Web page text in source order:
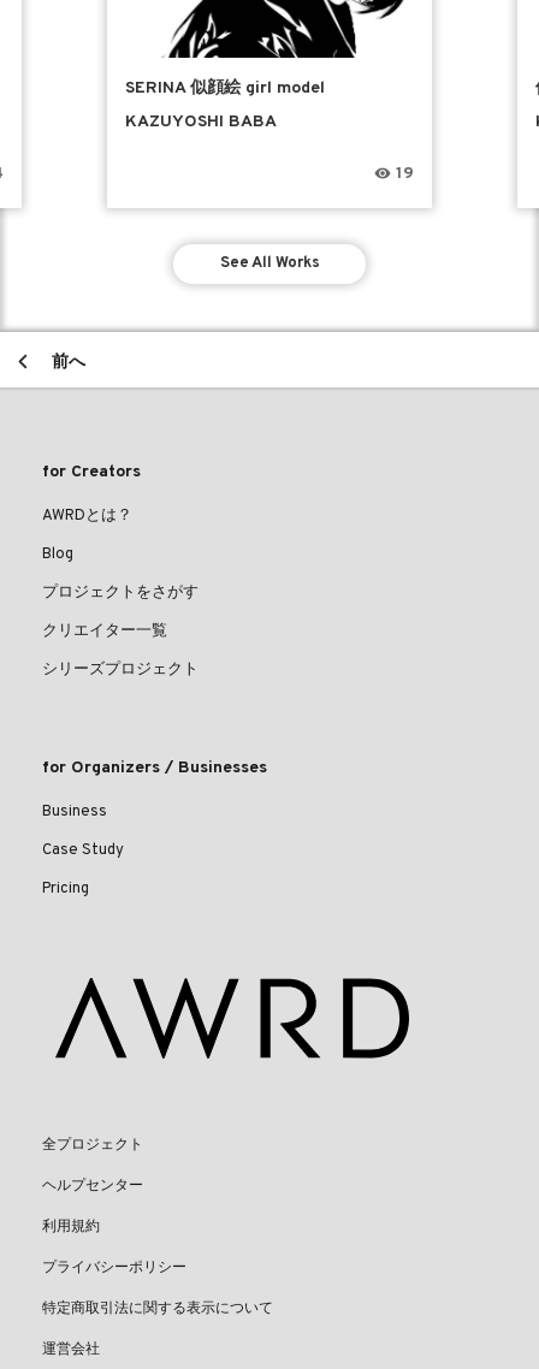
SERINA 似顔絵 girl model
KAZUYOSHI BABA
19
See All Works
前へ
for Creators
AWRDとは？
Blog
プロジェクトをさがす
クリエイター一覧
シリーズプロジェクト
for Organizers / Businesses
Business
Case Study
Pricing
全プロジェクト
ヘルプセンター
利用規約
プライバシーポリシー
特定商取引法に関する表示について
運営会社